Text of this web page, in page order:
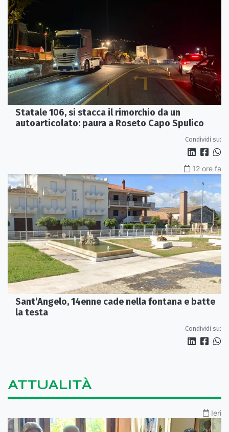
Statale 106, si stacca il rimorchio da un
autoarticolato: paura a Roseto Capo Spulico
Condividi su:
12 ore fa
Sant’Angelo, 14enne cade nella fontana e batte
la testa
Condividi su:
ATTUALITÀ
Ieri